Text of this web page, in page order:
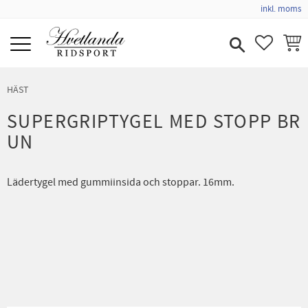
inkl. moms
HÄST
SUPERGRIPTYGEL MED STOPP BR
UN
Lädertygel med gummiinsida och stoppar. 16mm.